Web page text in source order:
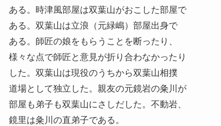
ある。時津風部屋は双葉山がおこした部屋で
ある。双葉山は立浪（元緑嶋）部屋出身で
ある。師匠の娘をもらうことを断ったり、
様々な点で師匠と意見が折り合わなかったり
した。双葉山は現役のうちから双葉山相撲
道場として独立した。親友の元鏡岩の粂川が
部屋も弟子も双葉山にさしだした。不動岩、
鏡里は粂川の直弟子である。